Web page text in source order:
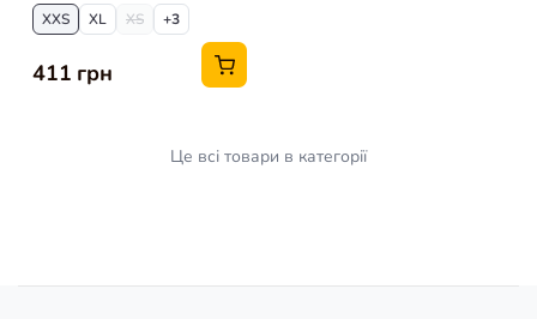
XXS XL XS +3
411 грн
Це всі товари в категорії